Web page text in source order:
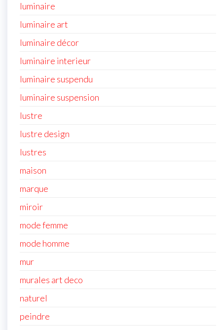
luminaire
luminaire art
luminaire décor
luminaire interieur
luminaire suspendu
luminaire suspension
lustre
lustre design
lustres
maison
marque
miroir
mode femme
mode homme
mur
murales art deco
naturel
peindre